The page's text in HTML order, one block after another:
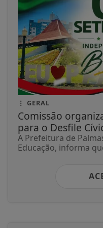
GERAL
Comissão
para o Desfile
A Prefeitura de
Educação, informa